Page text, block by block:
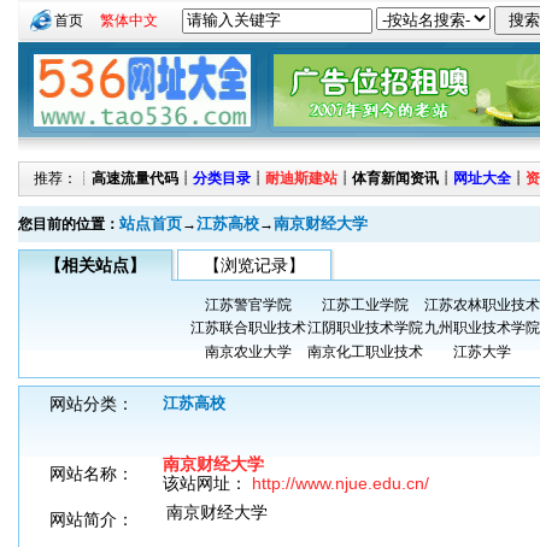
首页 繁体中文
推荐：┊ 高速流量代码 ┊ 分类目录 ┊ 耐迪斯建站 ┊ 体育新闻资讯 ┊ 网址大全 ┊
您目前的位置： 站点首页→江苏高校→南京财经大学
【相关站点】 【浏览记录】
江苏警官学院 江苏工业学院
江苏农林职业技术
江苏联合职业技术江阴职业技术学院九州职业技术学院
南京农业大学
南京化工职业技术 江苏大学
网站分类： 江苏高校
网站名称：
南京财经大学
该站网址： http://www.njue.edu.cn/
网站简介：
南京财经大学